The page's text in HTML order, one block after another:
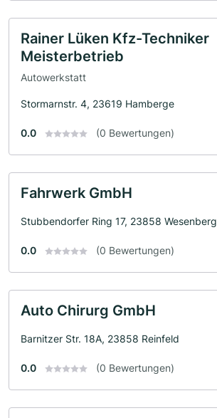
Rainer Lüken Kfz-Techniker
Meisterbetrieb
Autowerkstatt
Stormarnstr. 4, 23619 Hamberge
0.0 (0 Bewertungen)
Fahrwerk GmbH
Stubbendorfer Ring 17, 23858 Wesenberg
0.0 (0 Bewertungen)
Auto Chirurg GmbH
Barnitzer Str. 18A, 23858 Reinfeld
0.0 (0 Bewertungen)